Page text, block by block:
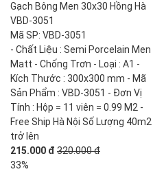
Gạch Bông Men 30x30 Hồng Hà
VBD-3051
Mã SP: VBD-3051
- Chất Liệu : Semi Porcelain Men
Matt - Chống Trơn - Loại : A1 -
Kích Thước : 300x300 mm - Mã
Sản Phẩm : VBD-3051 - Đơn Vị
Tính : Hộp = 11 viên = 0.99 M2 -
Free Ship Hà Nội Số Lượng 40m2
trở lên
215.000 đ 320.000 đ
33%